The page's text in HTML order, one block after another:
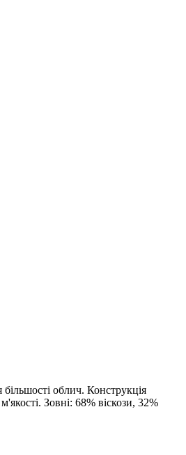
облич. Конструкція
Зовні: 68% віскози, 32%